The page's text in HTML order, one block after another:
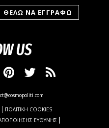
US
ΠΟΛΙΤΙΚΗ COOKIES
ΕΥΘΥΝΗΣ